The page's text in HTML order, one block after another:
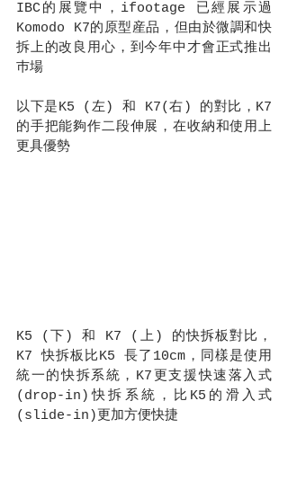
IBC的展覽中，ifootage 已經展示過
Komodo K7的原型産品，但由於微調和快
拆上的改良用心，到今年中才會正式推出
巿場
以下是K5 (左) 和 K7(右) 的對比，K7
的手把能夠作二段伸展，在收納和使用上
更具優勢
K5 (下) 和 K7 (上) 的快拆板對比，
K7 快拆板比K5 長了10cm，同樣是使用
統一的快拆系統，K7更支援快速落入式
(drop-in)快拆系統，比K5的滑入式
(slide-in)更加方便快捷